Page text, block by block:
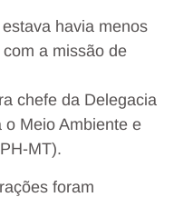
havia menos
a missão de
chefe da Delegacia
Meio Ambiente e
MT).
foram